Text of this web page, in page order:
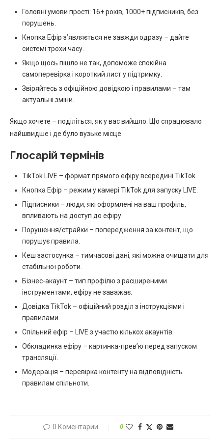
Головні умови прості: 16+ років, 1000+ підписників, без
порушень.
Кнопка Ефір з’являється не завжди одразу – дайте
системі трохи часу.
Якщо щось пішло не так, допоможе спокійна
самоперевірка і короткий лист у підтримку.
Звіряйтесь з офіційною довідкою і правилами – там
актуальні зміни.
Якщо хочете – поділіться, як у вас вийшло. Що спрацювало
найшвидше і де було вузьке місце.
Глосарій термінів
TikTok LIVE – формат прямого ефіру всередині TikTok.
Кнопка Ефір – режим у камері TikTok для запуску LIVE.
Підписники – люди, які оформлені на ваш профіль,
впливають на доступ до ефіру.
Порушення/страйки – попередження за контент, що
порушує правила.
Кеш застосунка – тимчасові дані, які можна очищати для
стабільної роботи.
Бізнес-акаунт – тип профілю з расширеними
інструментами, ефіру не заважає.
Довідка TikTok – офіційний розділ з інструкціями і
правилами.
Спільний ефір – LIVE з участю кількох акаунтів.
Обкладинка ефіру – картинка-прев’ю перед запуском
трансляції.
Модерація – перевірка контенту на відповідність
правилам спільноти.
0 Коментарии 0